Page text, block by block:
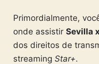
Primordialmente,
onde assistir Sevilla
dos direitos de
streaming Star+.